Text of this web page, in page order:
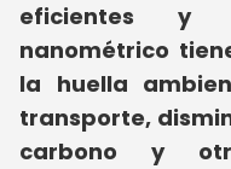
eficientes y
nanométrico
la huella
transporte,
carbono y